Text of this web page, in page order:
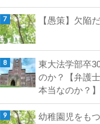
【愚策】欠陥
東大法学部卒
のか？【弁護
本当なのか？】
幼稚園児をも